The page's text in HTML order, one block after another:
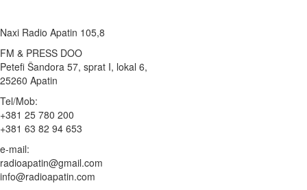
Naxi Radio Apatin 105,8
FM & PRESS DOO
Petefi Šandora 57, sprat I, lokal 6,
25260 Apatin
Tel/Mob:
+381 25 780 200
+381 63 82 94 653
e-mail:
radioapatin@gmail.com
info@radioapatin.com